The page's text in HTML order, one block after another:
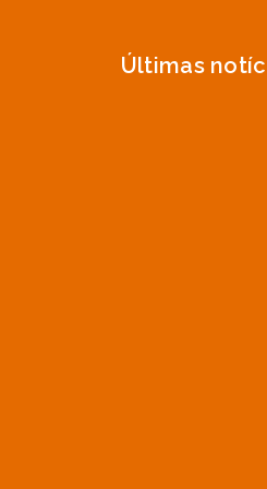
Últimas